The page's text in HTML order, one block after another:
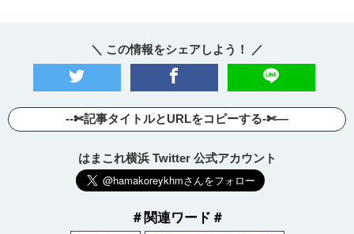
＼ この情報をシェアしよう！ ／
--✄記事タイトルとURLをコピーする-✄—
はまこれ横浜 Twitter 公式アカウント
＃関連ワード＃